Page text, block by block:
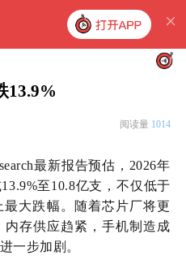
13.9%
阅读量 1014
最新报告预估，2026年
至10.8亿支，不仅低于
最大跌幅。随着芯片厂将更
内存供应趋紧，手机制造成
一步加剧。